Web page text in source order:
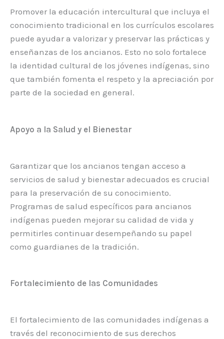
Promover la educación intercultural que incluya el
conocimiento tradicional en los currículos escolares
puede ayudar a valorizar y preservar las prácticas y
enseñanzas de los ancianos. Esto no solo fortalece
la identidad cultural de los jóvenes indígenas, sino
que también fomenta el respeto y la apreciación por
parte de la sociedad en general.
Apoyo a la Salud y el Bienestar
Garantizar que los ancianos tengan acceso a
servicios de salud y bienestar adecuados es crucial
para la preservación de su conocimiento.
Programas de salud específicos para ancianos
indígenas pueden mejorar su calidad de vida y
permitirles continuar desempeñando su papel
como guardianes de la tradición.
Fortalecimiento de las Comunidades
El fortalecimiento de las comunidades indígenas a
través del reconocimiento de sus derechos